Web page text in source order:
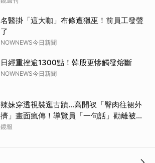
名醫掛「這大咖」布條遭獵巫！前員工發聲
了
NOWNEWS今日新聞
日經重挫逾1300點！韓股更慘觸發熔斷
NOWNEWS今日新聞
辣妹穿透視裝逛古蹟…高開衩「臀肉往裙外
擠」畫面瘋傳！導覽員「一句話」勸離被狂
讚
鏡報